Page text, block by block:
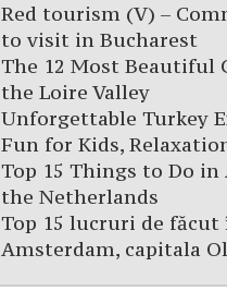
Red tourism (V) –
to visit in Bucharest
The 12 Most Beautiful
the Loire Valley
Unforgettable Turkey
Fun for Kids,
Top 15 Things to Do
the Netherlands
Top 15 lucruri de făcut
Amsterdam, capitala